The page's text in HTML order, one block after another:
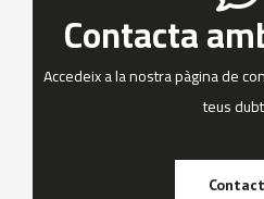
Contacta
Accedeix a la nostra pàgina de
teus